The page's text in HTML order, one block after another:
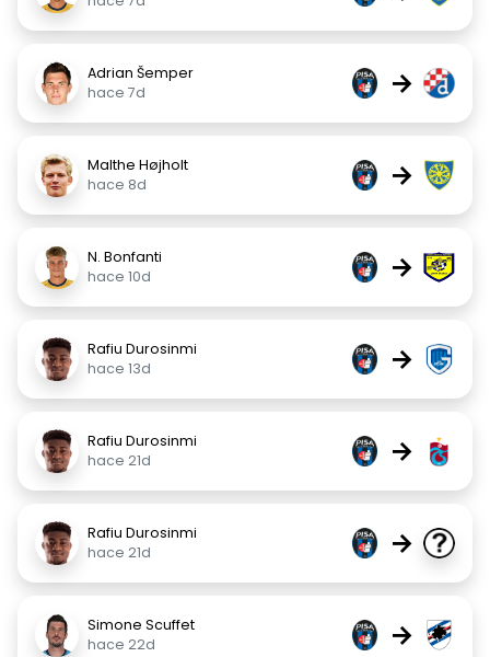
Adrian Šemper
hace 7d
→
Malthe Højholt
hace 8d
→
N. Bonfanti
hace 10d
→
Rafiu Durosinmi
hace 13d
→
Rafiu Durosinmi
hace 21d
→
Rafiu Durosinmi
hace 21d
→
Simone Scuffet
hace 22d
→